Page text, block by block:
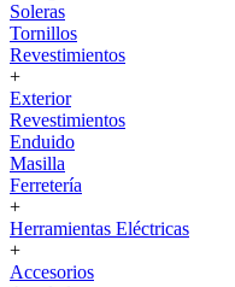
Soleras
Tornillos
Revestimientos
+
Exterior
Revestimientos
Enduido
Masilla
Ferretería
+
Herramientas Eléctricas
+
Accesorios